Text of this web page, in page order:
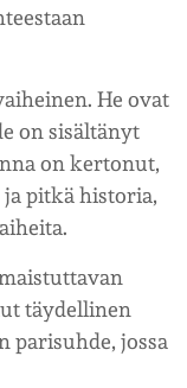
He ovat
on sisältänyt
on kertonut,
ja pitkä historia,
täydellinen
parisuhde, jossa